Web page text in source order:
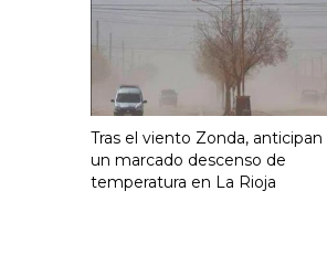
Tras el viento Zonda, anticipan
un marcado descenso de
temperatura en La Rioja